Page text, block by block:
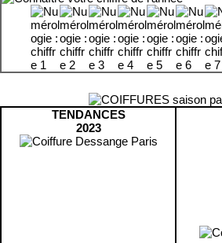
TENDANCES
2023